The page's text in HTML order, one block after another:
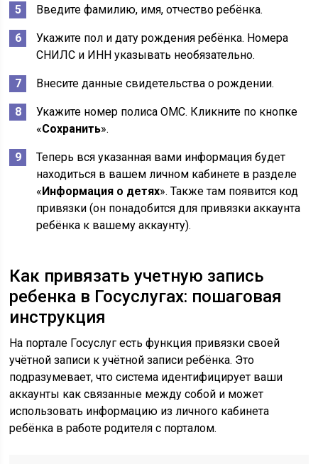
Введите фамилию, имя, отчество ребёнка.
Укажите пол и дату рождения ребёнка. Номера
СНИЛС и ИНН указывать необязательно.
Внесите данные свидетельства о рождении.
Укажите номер полиса ОМС. Кликните по кнопке
«Сохранить».
Теперь вся указанная вами информация будет
находиться в вашем личном кабинете в разделе
«Информация о детях». Также там появится код
привязки (он понадобится для привязки аккаунта
ребёнка к вашему аккаунту).
Как привязать учетную запись
ребенка в Госуслугах: пошаговая
инструкция
На портале Госуслуг есть функция привязки своей
учётной записи к учётной записи ребёнка. Это
подразумевает, что система идентифицирует ваши
аккаунты как связанные между собой и может
использовать информацию из личного кабинета
ребёнка в работе родителя с порталом.